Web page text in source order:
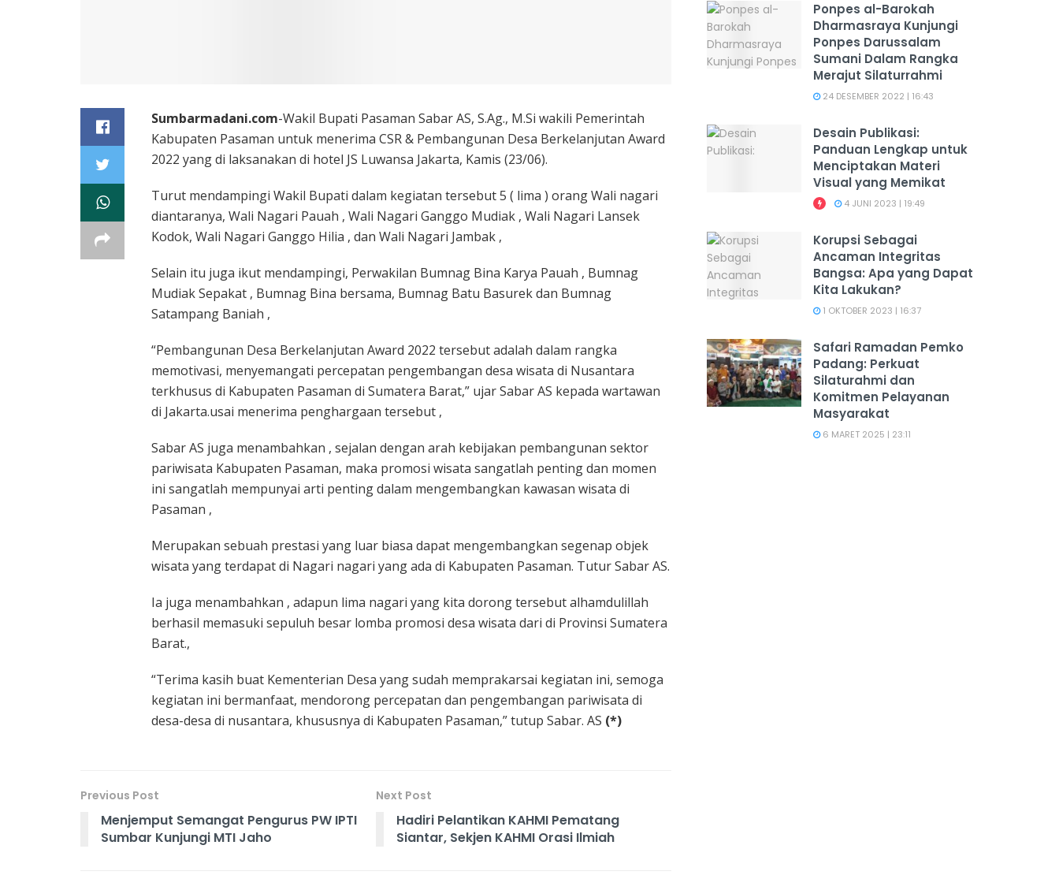
Sumbarmadani.com-Wakil Bupati Pasaman Sabar AS, S.Ag., M.Si wakili Pemerintah
Kabupaten Pasaman untuk menerima CSR & Pembangunan Desa Berkelanjutan Award
2022 yang di laksanakan di hotel JS Luwansa Jakarta, Kamis (23/06).
Turut mendampingi Wakil Bupati dalam kegiatan tersebut 5 ( lima ) orang Wali nagari
diantaranya, Wali Nagari Pauah , Wali Nagari Ganggo Mudiak , Wali Nagari Lansek
Kodok, Wali Nagari Ganggo Hilia , dan Wali Nagari Jambak ,
Selain itu juga ikut mendampingi, Perwakilan Bumnag Bina Karya Pauah , Bumnag
Mudiak Sepakat , Bumnag Bina bersama, Bumnag Batu Basurek dan Bumnag
Satampang Baniah ,
“Pembangunan Desa Berkelanjutan Award 2022 tersebut adalah dalam rangka
memotivasi, menyemangati percepatan pengembangan desa wisata di Nusantara
terkhusus di Kabupaten Pasaman di Sumatera Barat,” ujar Sabar AS kepada wartawan
di Jakarta.usai menerima penghargaan tersebut ,
Sabar AS juga menambahkan , sejalan dengan arah kebijakan pembangunan sektor
pariwisata Kabupaten Pasaman, maka promosi wisata sangatlah penting dan momen
ini sangatlah mempunyai arti penting dalam mengembangkan kawasan wisata di
Pasaman ,
Merupakan sebuah prestasi yang luar biasa dapat mengembangkan segenap objek
wisata yang terdapat di Nagari nagari yang ada di Kabupaten Pasaman. Tutur Sabar AS.
Ia juga menambahkan , adapun lima nagari yang kita dorong tersebut alhamdulillah
berhasil memasuki sepuluh besar lomba promosi desa wisata dari di Provinsi Sumatera
Barat.,
“Terima kasih buat Kementerian Desa yang sudah memprakarsai kegiatan ini, semoga
kegiatan ini bermanfaat, mendorong percepatan dan pengembangan pariwisata di
desa-desa di nusantara, khususnya di Kabupaten Pasaman,” tutup Sabar. AS (*)
Previous Post
Menjemput Semangat Pengurus PW IPTI
Sumbar Kunjungi MTI Jaho
Next Post
Hadiri Pelantikan KAHMI Pematang
Siantar, Sekjen KAHMI Orasi Ilmiah
Ponpes al-Barokah
Dharmasraya Kunjungi
Ponpes Darussalam
Sumani Dalam Rangka
Merajut Silaturrahmi
24 DESEMBER 2022 | 16:43
Desain Publikasi:
Panduan Lengkap untuk
Menciptakan Materi
Visual yang Memikat
4 JUNI 2023 | 19:49
Korupsi Sebagai
Ancaman Integritas
Bangsa: Apa yang Dapat
Kita Lakukan?
1 OKTOBER 2023 | 16:37
Safari Ramadan Pemko
Padang: Perkuat
Silaturahmi dan
Komitmen Pelayanan
Masyarakat
6 MARET 2025 | 23:11